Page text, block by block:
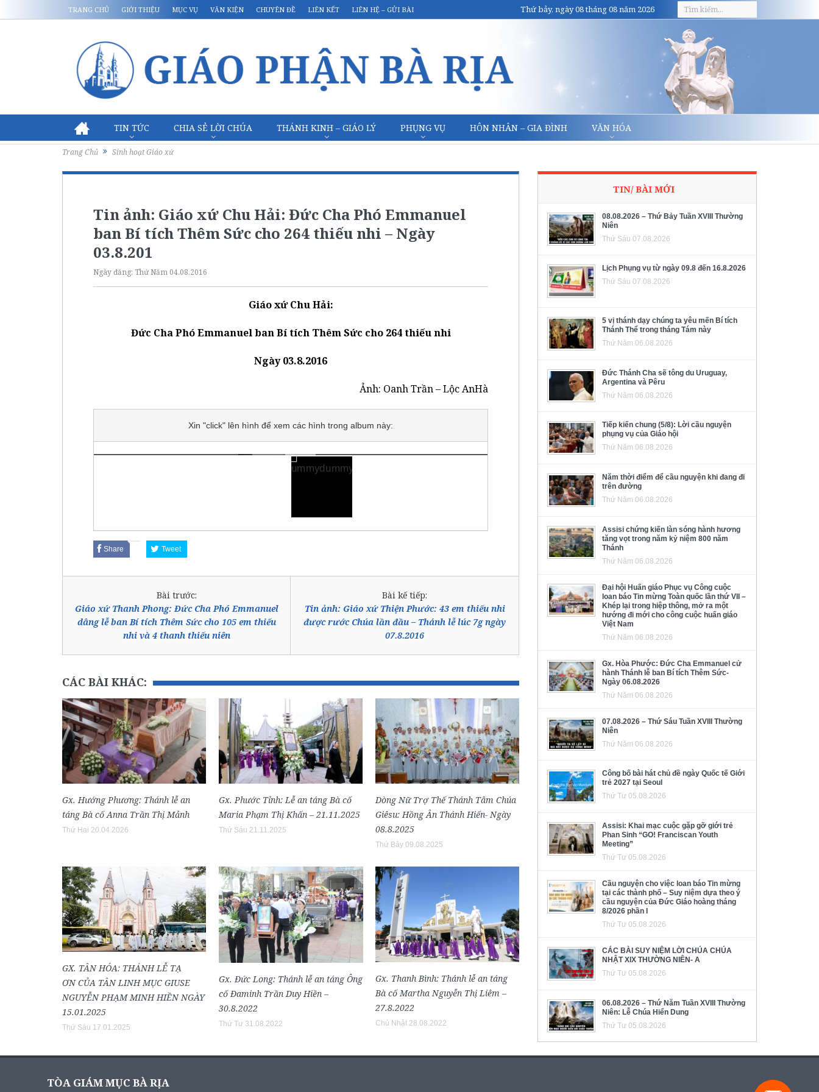
TRANG CHỦ GIỚI THIỆU MỤC VỤ VĂN KIỆN CHUYÊN ĐỀ LIÊN KẾT LIÊN HỆ – GỬI BÀI Thứ bảy, ngày 08 tháng 08 năm 2026
TIN TỨC CHIA SẺ LỜI CHÚA THÁNH KINH – GIÁO LÝ PHỤNG VỤ HÔN NHÂN – GIA ĐÌNH VĂN HÓA
Trang Chủ Sinh hoạt Giáo xứ
Tin ảnh: Giáo xứ Chu Hải: Đức Cha Phó Emmanuel
ban Bí tích Thêm Sức cho 264 thiếu nhi – Ngày
03.8.201
Ngày đăng: Thứ Năm 04.08.2016
Giáo xứ Chu Hải:
Đức Cha Phó Emmanuel ban Bí tích Thêm Sức cho 264 thiếu nhi
Ngày 03.8.2016
Ảnh: Oanh Trần – Lộc AnHà
Xin "click" lên hình để xem các hình trong album này:
Share Tweet
Bài trước:
Giáo xứ Thanh Phong: Đức Cha Phó Emmanuel
dâng lễ ban Bí tích Thêm Sức cho 105 em thiếu
nhi và 4 thanh thiếu niên
Bài kế tiếp:
Tin ảnh: Giáo xứ Thiện Phước: 43 em thiếu nhi
được rước Chúa lần đầu – Thánh lễ lúc 7g ngày
07.8.2016
CÁC BÀI KHÁC:
Gx. Hướng Phương: Thánh lễ an
táng Bà cố Anna Trần Thị Mảnh
Thứ Hai 20.04.2026
Gx. Phước Tỉnh: Lễ an táng Bà cố
Maria Phạm Thị Khấn – 21.11.2025
Thứ Sáu 21.11.2025
Dòng Nữ Trợ Thế Thánh Tâm Chúa
Giêsu: Hồng Ân Thánh Hiến- Ngày
08.8.2025
Thứ Bảy 09.08.2025
GX. TÂN HÓA: THÁNH LỄ TẠ
ƠN CỦA TÂN LINH MỤC GIUSE
NGUYỄN PHẠM MINH HIỀN NGÀY
15.01.2025
Thứ Sáu 17.01.2025
Gx. Đức Long: Thánh lễ an táng Ông
cố Đaminh Trần Duy Hiền –
30.8.2022
Thứ Tư 31.08.2022
Gx. Thanh Bình: Thánh lễ an táng
Bà cố Martha Nguyễn Thị Liêm –
27.8.2022
Chủ Nhật 28.08.2022
TIN/ BÀI MỚI
08.08.2026 – Thứ Bảy Tuần XVIII Thường
Niên
Thứ Sáu 07.08.2026
Lịch Phụng vụ từ ngày 09.8 đến 16.8.2026
Thứ Sáu 07.08.2026
5 vị thánh dạy chúng ta yêu mến Bí tích
Thánh Thể trong tháng Tám này
Thứ Năm 06.08.2026
Đức Thánh Cha sẽ tông du Uruguay,
Argentina và Pêru
Thứ Năm 06.08.2026
Tiếp kiến chung (5/8): Lời cầu nguyện
phụng vụ của Giáo hội
Thứ Năm 06.08.2026
Năm thời điểm để cầu nguyện khi đang đi
trên đường
Thứ Năm 06.08.2026
Assisi chứng kiến làn sóng hành hương
tăng vọt trong năm kỷ niệm 800 năm
Thánh
Thứ Năm 06.08.2026
Đại hội Huấn giáo Phục vụ Công cuộc
loan báo Tin mừng Toàn quốc lần thứ VII –
Khép lại trong hiệp thông, mở ra một
hướng đi mới cho công cuộc huấn giáo
Việt Nam
Thứ Năm 06.08.2026
Gx. Hòa Phước: Đức Cha Emmanuel cử
hành Thánh lễ ban Bí tích Thêm Sức-
Ngày 06.08.2026
Thứ Năm 06.08.2026
07.08.2026 – Thứ Sáu Tuần XVIII Thường
Niên
Thứ Năm 06.08.2026
Công bố bài hát chủ đề ngày Quốc tế Giới
trẻ 2027 tại Seoul
Thứ Tư 05.08.2026
Assisi: Khai mạc cuộc gặp gỡ giới trẻ
Phan Sinh “GO! Franciscan Youth
Meeting”
Thứ Tư 05.08.2026
Cầu nguyện cho việc loan báo Tin mừng
tại các thành phố – Suy niệm dựa theo ý
cầu nguyện của Đức Giáo hoàng tháng
8/2026 phần I
Thứ Tư 05.08.2026
CÁC BÀI SUY NIỆM LỜI CHÚA CHÚA
NHẬT XIX THƯỜNG NIÊN- A
Thứ Tư 05.08.2026
06.08.2026 – Thứ Năm Tuần XVIII Thường
Niên: Lễ Chúa Hiển Dung
Thứ Tư 05.08.2026
TÒA GIÁM MỤC BÀ RỊA